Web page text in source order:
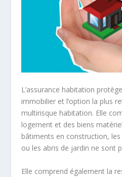
L’assurance habitation
immobilier et l’option la plus
multirisque habitation. Elle
logement et des biens
bâtiments en construction,
ou les abris de jardin ne sont
Elle comprend également la